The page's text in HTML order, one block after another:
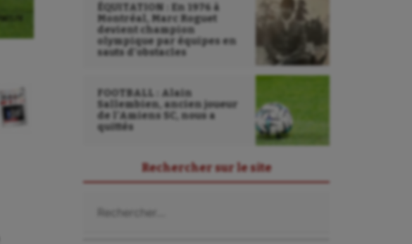
ÉQUITATION : En 1976 à
Montréal, Marc Roguet
devient champion
olympique par équipes en
sauts d’obstacles
FOOTBALL : Alain
Sallembien, ancien joueur
de l’Amiens SC, nous a
quittés
Rechercher sur le site